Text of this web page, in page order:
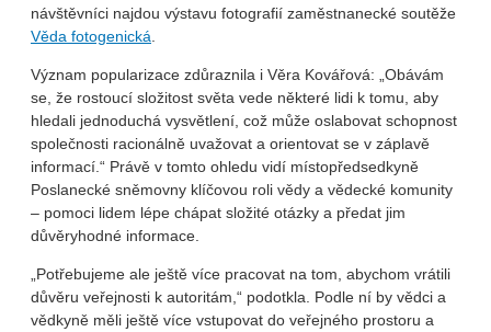
návštěvníci najdou výstavu fotografií zaměstnanecké soutěže
Věda fotogenická
Význam popularizace zdůraznila i Věra Kovářová: „Obávám
se, že rostoucí složitost světa vede některé lidi k tomu, aby
hledali jednoduchá vysvětlení, což může oslabovat schopnost
společnosti racionálně uvažovat a orientovat se v záplavě
informací.“ Právě v tomto ohledu vidí místopředsedkyně
Poslanecké sněmovny klíčovou roli vědy a vědecké komunity
– pomoci lidem lépe chápat složité otázky a předat jim
důvěryhodné informace.
„Potřebujeme ale ještě více pracovat na tom, abychom vrátili
důvěru veřejnosti k autoritám,“ podotkla. Podle ní by vědci a
vědkyně měli ještě více vstupovat do veřejného prostoru a